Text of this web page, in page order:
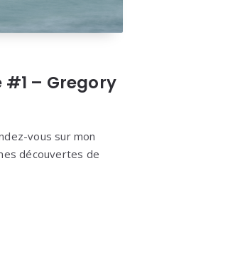
– Gregory
vous sur mon
découvertes de